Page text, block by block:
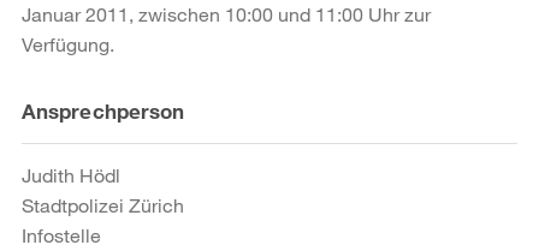
Januar 2011, zwischen 10:00 und 11:00 Uhr zur
Verfügung.
Weitere
Informationen
Ansprechperson
Judith Hödl
Stadtpolizei Zürich
Infostelle